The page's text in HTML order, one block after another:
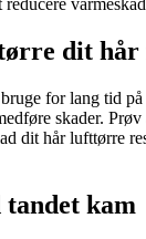
dit
for lang tid
skader.
dit hår lufttørre
tandet kam